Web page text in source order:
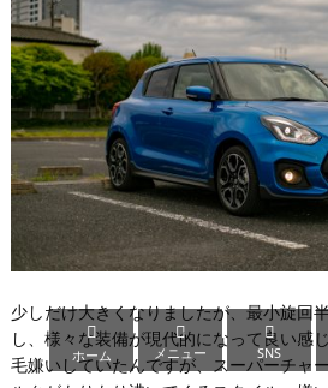
少しだけ大きくなりましたが、最小旋回
し、様々な装備が現代的になって良い感
毛嫌いしていたんですが、スーパーチャ

ホーム

メニュー

SNS